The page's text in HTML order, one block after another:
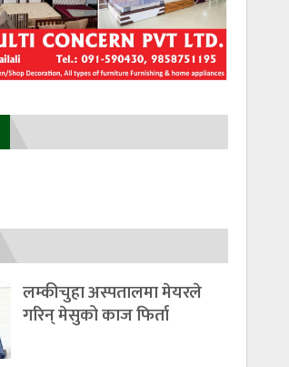
लम्कीचुहा अस्पतालमा मेयरले
गरिन् मेसुको काज फिर्ता